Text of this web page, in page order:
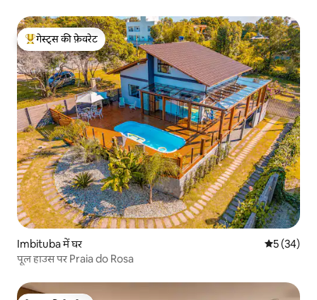
गेस्ट्स का टॉप फ़ेवरेट
गेस्ट्स की फ़ेवरेट
Imbituba में घर औसत रेटिंग
5 (34)
पूल हाउस पर Praia do Rosa